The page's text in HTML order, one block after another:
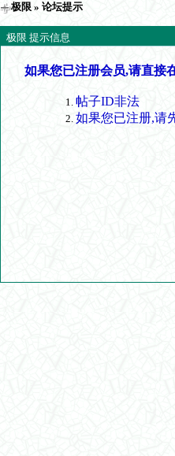
极限 » 论坛提示
极限 提示信息
如果您已注册会员,请直接
帖子ID非法
如果您已注册,请